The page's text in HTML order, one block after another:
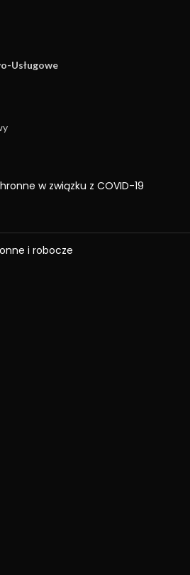
Usługowe
w związku z COVID-19
i robocze